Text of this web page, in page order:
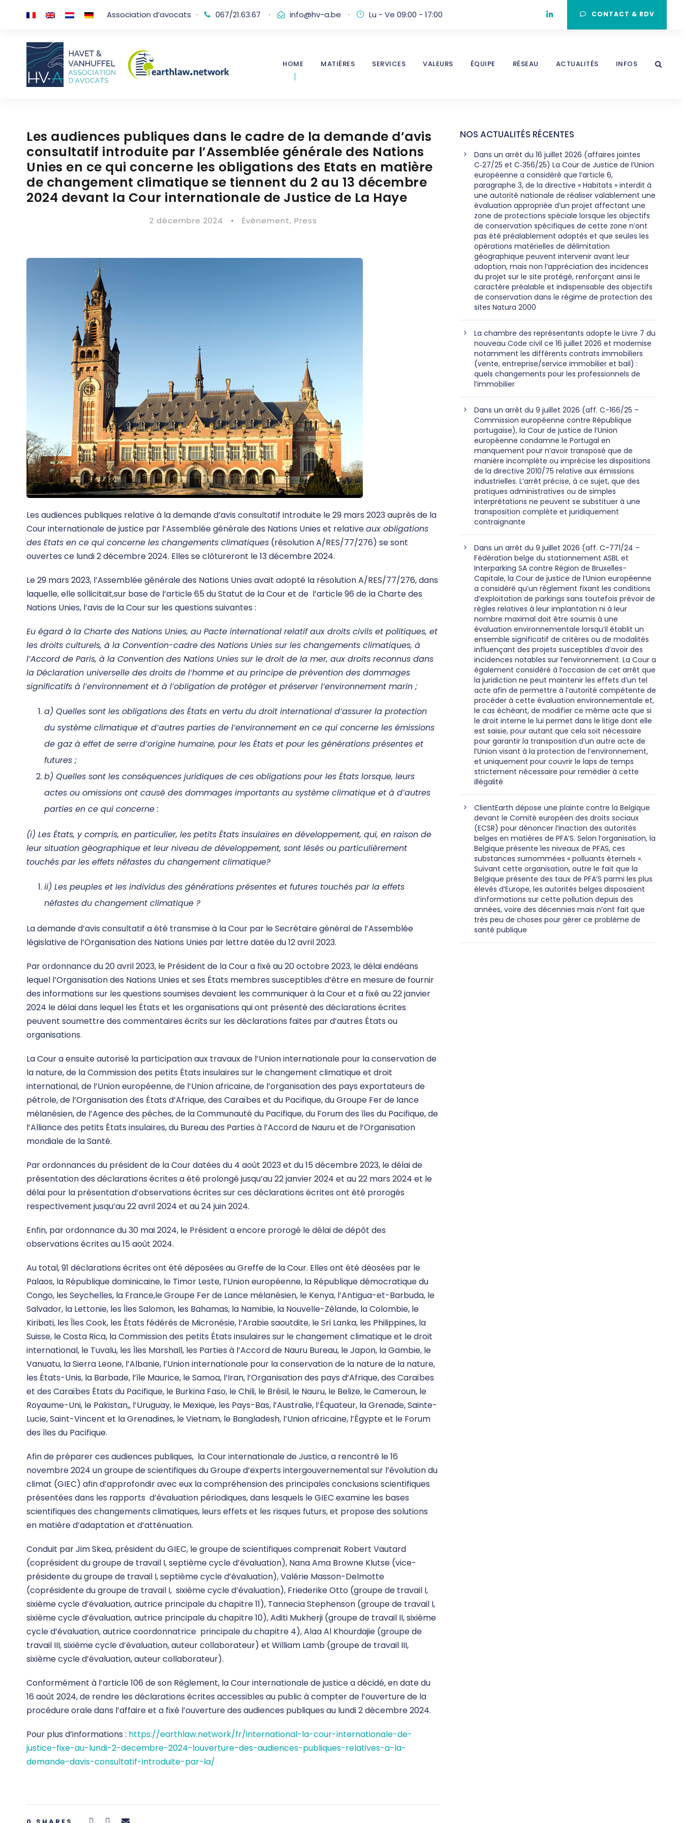
Association d’avocats · 067/21.63.67 · info@hv-a.be · Lu - Ve 09:00 - 17:00 CONTACT & RDV
HOME MATIÈRES SERVICES VALEURS ÉQUIPE RÉSEAU ACTUALITÉS INFOS
Les audiences publiques dans le cadre de la demande d’avis
consultatif introduite par l’Assemblée générale des Nations
Unies en ce qui concerne les obligations des Etats en matière
de changement climatique se tiennent du 2 au 13 décembre
2024 devant la Cour internationale de Justice de La Haye
2 décembre 2024 • Évènement, Press
Les audiences publiques relative à la demande d’avis consultatif introduite le 29 mars 2023 auprès de la
Cour internationale de justice par l’Assemblée générale des Nations Unies et relativeaux obligations
des Etats en ce qui concerne les changements climatiques (résolution A/RES/77/276) se sont
ouvertes ce lundi 2 décembre 2024. Elles se clôtureront le 13 décembre 2024.
Le 29 mars 2023, l’Assemblée générale des Nations Unies avait adopté la résolution A/RES/77/276, dans
laquelle, elle sollicitait,sur base de l’article 65 du Statut de la Cour et de l’article 96 de la Charte des
Nations Unies, l’avis de la Cour sur les questions suivantes :
Eu égard à la Charte des Nations Unies, au Pacte international relatif aux droits civils et politiques, et
les droits culturels, à la Convention-cadre des Nations Unies sur les changements climatiques, à
l’Accord de Paris, à la Convention des Nations Unies sur le droit de la mer, aux droits reconnus dans
la Déclaration universelle des droits de l’homme et au principe de prévention des dommages
significatifs à l’environnement et à l’obligation de protéger et préserver l’environnement marin ;
a) Quelles sont les obligations des États en vertu du droit international d’assurer la protection
du système climatique et d’autres parties de l’environnement en ce qui concerne les émissions
de gaz à effet de serre d’origine humaine, pour les États et pour les générations présentes et
futures ;
b) Quelles sont les conséquences juridiques de ces obligations pour les États lorsque, leurs
actes ou omissions ont causé des dommages importants au système climatique et à d’autres
parties en ce qui concerne :
(i) Les États, y compris, en particulier, les petits États insulaires en développement, qui, en raison de
leur situation géographique et leur niveau de développement, sont lésés ou particulièrement
touchés par les effets néfastes du changement climatique?
ii) Les peuples et les individus des générations présentes et futures touchés par la effets
néfastes du changement climatique ?
La demande d’avis consultatif a été transmise à la Cour par le Secrétaire général de l’Assemblée
législative de l’Organisation des Nations Unies par lettre datée du 12 avril 2023.
Par ordonnance du 20 avril 2023, le Président de la Cour a fixé au 20 octobre 2023, le délai endéans
lequel l’Organisation des Nations Unies et ses États membres susceptibles d’être en mesure de fournir
des informations sur les questions soumises devaient les communiquer à la Cour et a fixé au 22 janvier
2024 le délai dans lequel les États et les organisations qui ont présenté des déclarations écrites
peuvent soumettre des commentaires écrits sur les déclarations faites par d’autres États ou
organisations.
La Cour a ensuite autorisé la participation aux travaux de l’Union internationale pour la conservation de
la nature, de la Commission des petits États insulaires sur le changement climatique et droit
international, de l’Union européenne, de l’Union africaine, de l’organisation des pays exportateurs de
pétrole, de l’Organisation des États d’Afrique, des Caraïbes et du Pacifique, du Groupe Fer de lance
mélanésien, de l’Agence des pêches, de la Communauté du Pacifique, du Forum des îles du Pacifique, de
l’Alliance des petits États insulaires, du Bureau des Parties à l’Accord de Nauru et de l’Organisation
mondiale de la Santé.
Par ordonnances du président de la Cour datées du 4 août 2023 et du 15 décembre 2023, le délai de
présentation des déclarations écrites a été prolongé jusqu’au 22 janvier 2024 et au 22 mars 2024 et le
délai pour la présentation d’observations écrites sur ces déclarations écrites ont été prorogés
respectivement jusqu’au 22 avril 2024 et au 24 juin 2024.
Enfin, par ordonnance du 30 mai 2024, le Président a encore prorogé le délai de dépôt des
observations écrites au 15 août 2024.
Au total, 91 déclarations écrites ont été déposées au Greffe de la Cour. Elles ont été déosées par le
Palaos, la République dominicaine, le Timor Leste, l’Union européenne, la République démocratique du
Congo, les Seychelles, la France,le Groupe Fer de Lance mélanésien, le Kenya, l’Antigua-et-Barbuda, le
Salvador, la Lettonie, les Îles Salomon, les Bahamas, la Namibie, la Nouvelle-Zélande, la Colombie, le
Kiribati, les Îles Cook, les États fédérés de Micronésie, l’Arabie saoutdite, le Sri Lanka, les Philippines, la
Suisse, le Costa Rica, la Commission des petits États insulaires sur le changement climatique et le droit
international, le Tuvalu, les Îles Marshall, les Parties à l’Accord de Nauru Bureau, le Japon, la Gambie, le
Vanuatu, la Sierra Leone, l’Albanie, l’Union internationale pour la conservation de la nature de la nature,
les États-Unis, la Barbade, l’île Maurice, le Samoa, l’Iran, l’Organisation des pays d’Afrique, des Caraïbes
et des Caraïbes États du Pacifique, le Burkina Faso, le Chili, le Brésil, le Nauru, le Belize, le Cameroun, le
Royaume-Uni, le Pakistan,, l’Uruguay, le Mexique, les Pays-Bas, l’Australie, l’Équateur, la Grenade, Sainte-
Lucie, Saint-Vincent et la Grenadines, le Vietnam, le Bangladesh, l’Union africaine, l’Égypte et le Forum
des îles du Pacifique.
Afin de préparer ces audiences publiques, la Cour internationale de Justice, a rencontré le 16
novembre 2024 un groupe de scientifiques du Groupe d’experts intergouvernemental sur l’évolution du
climat (GIEC) afin d’approfondir avec eux la compréhension des principales conclusions scientifiques
présentées dans les rapports d’évaluation périodiques, dans lesquels le GIEC examine les bases
scientifiques des changements climatiques, leurs effets et les risques futurs, et propose des solutions
en matière d’adaptation et d’atténuation.
Conduit par Jim Skea, président du GIEC, le groupe de scientifiques comprenait Robert Vautard
(coprésident du groupe de travail I, septième cycle d’évaluation), Nana Ama Browne Klutse (vice-
présidente du groupe de travail I, septième cycle d’évaluation), Valérie Masson-Delmotte
(coprésidente du groupe de travail I, sixième cycle d’évaluation), Friederike Otto (groupe de travail I,
sixième cycle d’évaluation, autrice principale du chapitre 11), Tannecia Stephenson (groupe de travail I,
sixième cycle d’évaluation, autrice principale du chapitre 10), Aditi Mukherji (groupe de travail II, sixième
cycle d’évaluation, autrice coordonnatrice principale du chapitre 4), Alaa Al Khourdajie (groupe de
travail III, sixième cycle d’évaluation, auteur collaborateur) et William Lamb (groupe de travail III,
sixième cycle d’évaluation, auteur collaborateur).
Conformément à l’article 106 de son Règlement, la Cour internationale de justice a décidé, en date du
16 août 2024, de rendre les déclarations écrites accessibles au public à compter de l’ouverture de la
procédure orale dans l’affaire et a fixé l’ouverture des audiences publiques au lundi 2 décembre 2024.
Pour plus d’informations : https://earthlaw.network/fr/international-la-cour-internationale-de-
justice-fixe-au-lundi-2-decembre-2024-louverture-des-audiences-publiques-relatives-a-la-
demande-davis-consultatif-introduite-par-la/
NOS ACTUALITÉS RÉCENTES
Dans un arrêt du 16 juillet 2026 (affaires jointes
C‑27/25 et C‑356/25) La Cour de Justice de l’Union
européenne a considéré que l’article 6,
paragraphe 3, de la directive « Habitats » interdit à
une autorité nationale de réaliser valablement une
évaluation appropriée d’un projet affectant une
zone de protections spéciale lorsque les objectifs
de conservation spécifiques de cette zone n’ont
pas été préalablement adoptés et que seules les
opérations matérielles de délimitation
géographique peuvent intervenir avant leur
adoption, mais non l’appréciation des incidences
du projet sur le site protégé, renforçant ainsi le
caractère préalable et indispensable des objectifs
de conservation dans le régime de protection des
sites Natura 2000
La chambre des représentants adopte le Livre 7 du
nouveau Code civil ce 16 juillet 2026 et modernise
notamment les différents contrats immobiliers
(vente, entreprise/service immobilier et bail) :
quels changements pour les professionnels de
l’immobilier
Dans un arrêt du 9 juillet 2026 (aff. C-166/25 –
Commission européenne contre République
portugaise), la Cour de justice de l’Union
européenne condamne le Portugal en
manquement pour n’avoir transposé que de
manière incomplète ou imprécise les dispositions
de la directive 2010/75 relative aux émissions
industrielles. L’arrêt précise, à ce sujet, que des
pratiques administratives ou de simples
interprétations ne peuvent se substituer à une
transposition complète et juridiquement
contraignante
Dans un arrêt du 9 juillet 2026 (aff. C-771/24 –
Fédération belge du stationnement ASBL et
Interparking SA contre Région de Bruxelles-
Capitale, la Cour de justice de l’Union européenne
a considéré qu’un règlement fixant les conditions
d’exploitation de parkings sans toutefois prévoir de
règles relatives à leur implantation ni à leur
nombre maximal doit être soumis à une
évaluation environnementale lorsqu’il établit un
ensemble significatif de critères ou de modalités
influençant des projets susceptibles d’avoir des
incidences notables sur l’environnement. La Cour a
également considéré à l’occasion de cet arrêt que
la juridiction ne peut maintenir les effets d’un tel
acte afin de permettre à l’autorité compétente de
procéder à cette évaluation environnementale et,
le cas échéant, de modifier ce même acte que si
le droit interne le lui permet dans le litige dont elle
est saisie, pour autant que cela soit nécessaire
pour garantir la transposition d’un autre acte de
l’Union visant à la protection de l’environnement,
et uniquement pour couvrir le laps de temps
strictement nécessaire pour remédier à cette
illégalité
ClientEarth dépose une plainte contre la Belgique
devant le Comité européen des droits sociaux
(ECSR) pour dénoncer l’inaction des autorités
belges en matières de PFA’S. Selon l’organisation, la
Belgique présente les niveaux de PFAS, ces
substances surnommées « polluants éternels ».
Suivant cette organisation, outre le fait que la
Belgique présente des taux de PFA’S parmi les plus
élevés d’Europe, les autorités belges disposaient
d’informations sur cette pollution depuis des
années, voire des décennies mais n’ont fait que
très peu de choses pour gérer ce problème de
santé publique